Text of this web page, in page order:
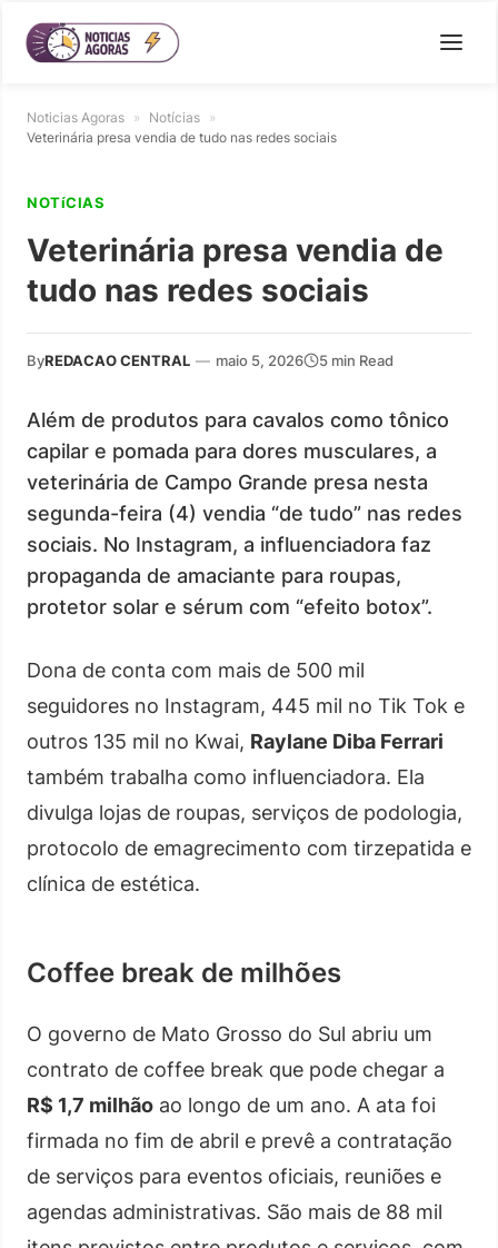
Noticias Agoras » Notícias »
Veterinária presa vendia de tudo nas redes sociais
NOTíCIAS
Veterinária presa vendia de
tudo nas redes sociais
ByREDACAO CENTRAL — maio 5, 2026 5 min Read
Além de produtos para cavalos como tônico
capilar e pomada para dores musculares, a
veterinária de Campo Grande presa nesta
segunda-feira (4) vendia “de tudo” nas redes
sociais. No Instagram, a influenciadora faz
propaganda de amaciante para roupas,
protetor solar e sérum com “efeito botox”.
Dona de conta com mais de 500 mil
seguidores no Instagram, 445 mil no Tik Tok e
outros 135 mil no Kwai, Raylane Diba Ferrari
também trabalha como influenciadora. Ela
divulga lojas de roupas, serviços de podologia,
protocolo de emagrecimento com tirzepatida e
clínica de estética.
Coffee break de milhões
O governo de Mato Grosso do Sul abriu um
contrato de coffee break que pode chegar a
R$ 1,7 milhão ao longo de um ano. A ata foi
firmada no fim de abril e prevê a contratação
de serviços para eventos oficiais, reuniões e
agendas administrativas. São mais de 88 mil